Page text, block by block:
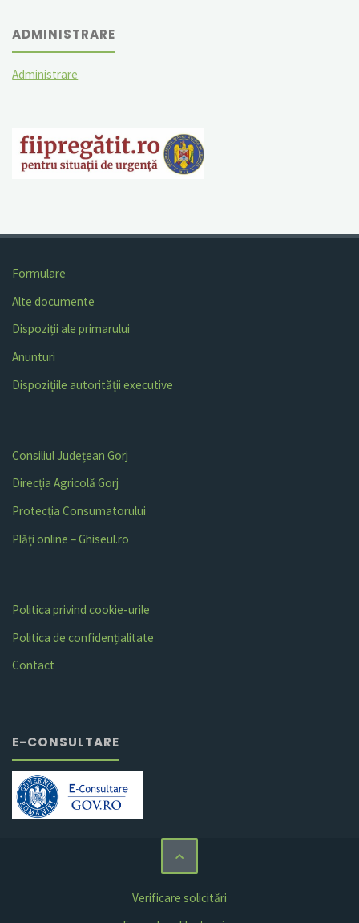
ADMINISTRARE
Administrare
Formulare
Alte documente
Dispoziții ale primarului
Anunturi
Dispozițiile autorității executive
Consiliul Județean Gorj
Direcția Agricolă Gorj
Protecția Consumatorului
Plăți online – Ghiseul.ro
Politica privind cookie-urile
Politica de confidențialitate
Contact
E-CONSULTARE
Verificare solicitări